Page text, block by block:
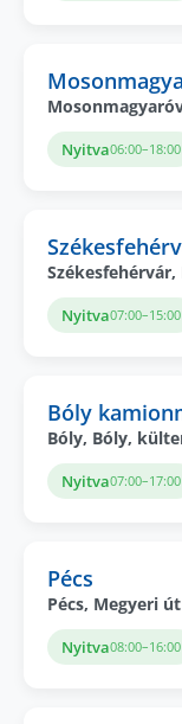
Nyitva06:00–18:00
Nyitva07:00–15:00
Bóly
Bóly, Bóly,
Nyitva07:00–17:00
Pécs
Pécs, Megyeri
Nyitva08:00–16:00